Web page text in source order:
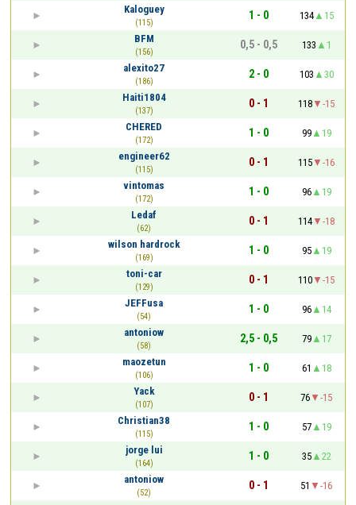
Kaloguey
(115)
1 - 0 134
15
BFM
(156)
0,5 - 0,5 133
1
alexito27
(186)
2 - 0 103
30
Haiti1804
(137)
0 - 1 118
-15
CHERED
(172)
1 - 0 99
19
engineer62
(115)
0 - 1 115
-16
vintomas
(172)
1 - 0 96
19
Ledaf
(62)
0 - 1 114
-18
wilson hardrock
(169)
1 - 0 95
19
toni-car
(129)
0 - 1 110
-15
JEFFusa
(54)
1 - 0 96
14
antoniow
(58)
2,5 - 0,5 79
17
maozetun
(106)
1 - 0 61
18
Yack
(107)
0 - 1 76
-15
Christian38
(115)
1 - 0 57
19
jorge lui
(164)
1 - 0 35
22
antoniow
(52)
0 - 1 51
-16